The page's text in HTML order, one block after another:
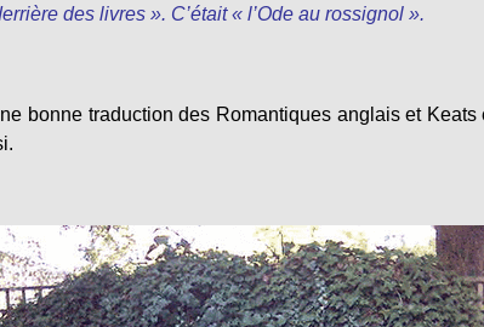
des livres ». C’était« l’Ode au rossignol ».
bonne traduction des Romantiques anglais et